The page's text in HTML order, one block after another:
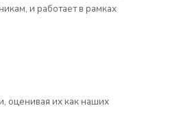
и работает в рамках
оценивая их как наших